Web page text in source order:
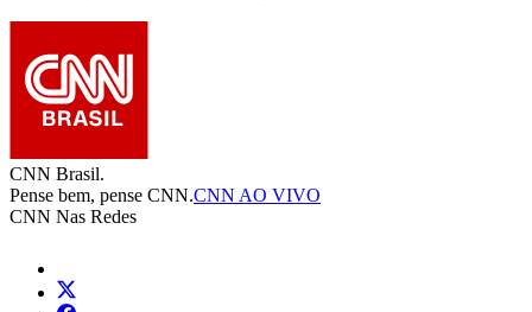
CNN Brasil.
Pense bem, pense CNN.CNN AO VIVO
CNN Nas Redes